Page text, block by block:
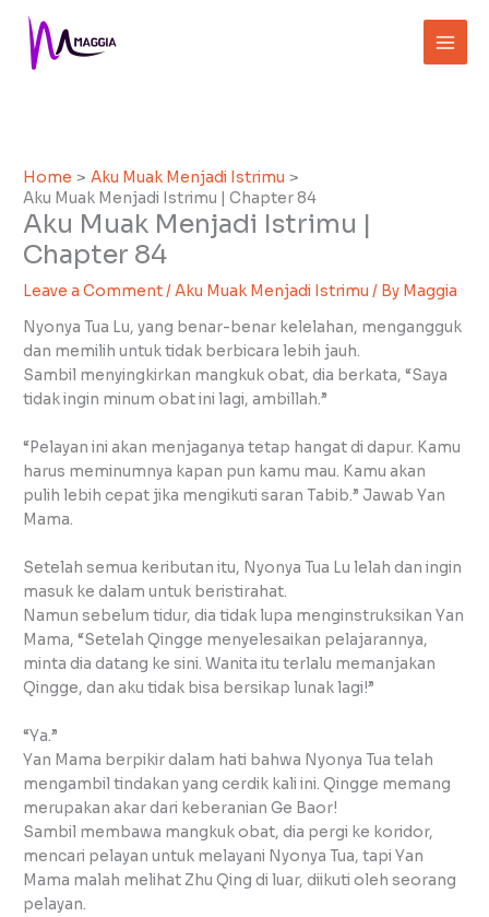
content
Home
Aku Muak Menjadi Istrimu
Aku Muak Menjadi Istrimu | Chapter 84
Aku Muak Menjadi Istrimu |
Chapter 84
Leave a Comment/Aku Muak Menjadi Istrimu / By Maggia
Nyonya Tua Lu, yang benar-benar kelelahan, mengangguk
dan memilih untuk tidak berbicara lebih jauh.
Sambil menyingkirkan mangkuk obat, dia berkata, “Saya
tidak ingin minum obat ini lagi, ambillah.”
“Pelayan ini akan menjaganya tetap hangat di dapur. Kamu
harus meminumnya kapan pun kamu mau. Kamu akan
pulih lebih cepat jika mengikuti saran Tabib.” Jawab Yan
Mama.
Setelah semua keributan itu, Nyonya Tua Lu lelah dan ingin
masuk ke dalam untuk beristirahat.
Namun sebelum tidur, dia tidak lupa menginstruksikan Yan
Mama, “Setelah Qingge menyelesaikan pelajarannya,
minta dia datang ke sini. Wanita itu terlalu memanjakan
Qingge, dan aku tidak bisa bersikap lunak lagi!”
“Ya.”
Yan Mama berpikir dalam hati bahwa Nyonya Tua telah
mengambil tindakan yang cerdik kali ini. Qingge memang
merupakan akar dari keberanian Ge Baor!
Sambil membawa mangkuk obat, dia pergi ke koridor,
mencari pelayan untuk melayani Nyonya Tua, tapi Yan
Mama malah melihat Zhu Qing di luar, diikuti oleh seorang
pelayan.